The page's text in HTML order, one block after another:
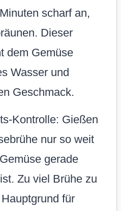
scharf an,
Dieser
dem Gemüse
Wasser und
Geschmack.
Kontrolle: Gießen
nur so weit
gerade
Zu viel Brühe zu
für